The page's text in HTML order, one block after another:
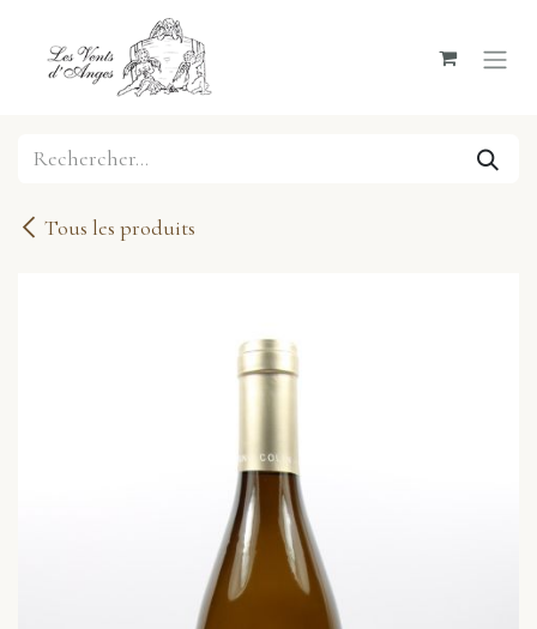
Se rendre au contenu
Tous les produits